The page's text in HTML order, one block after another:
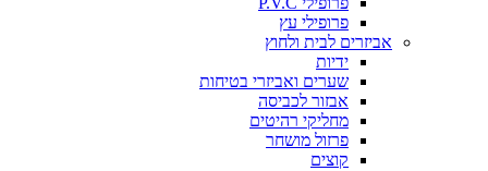
פרופילי עץ
אביזרים לבית ולחוץ
ידיות
שערים ואביזרי בטיחות
אבזור לכביסה
מחליקי רהיטים
פרזול מושחר
קוצים